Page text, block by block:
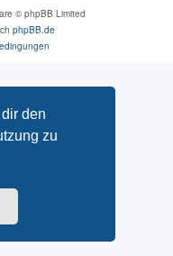
den
zu
© phpBB Limited
phpBB.de